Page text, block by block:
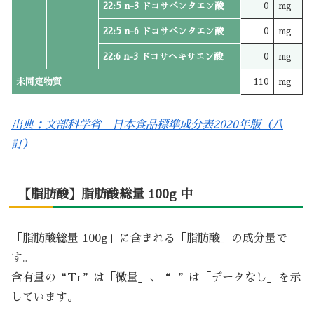
22:5 n-3 ドコサペンタエン酸 0 mg
22:5 n-6 ドコサペンタエン酸 0 mg
22:6 n-3 ドコサヘキサエン酸 0 mg
未同定物質 110 mg
出典：文部科学省 日本食品標準成分表2020年版（八
訂）
【脂肪酸】脂肪酸総量 100g 中
「脂肪酸総量 100g」に含まれる「脂肪酸」の成分量で
す。
含有量の“Tr”は「微量」、“-”は「データなし」を示
しています。